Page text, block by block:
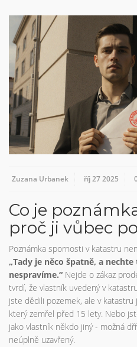
Zuzana Urbanek říj 27 2025
Co je
proč ji vůbec
Poznámka spornosti v katastru
„Tady je něco špatně, a
nespravíme.“ Nejde o zákaz
tvrdí, že vlastník uvedený v
jste dědili pozemek, ale v katastru
který zemřel před 15 lety. Nebo
jako vlastník někdo jiný - možná
neúplně uzavřený.